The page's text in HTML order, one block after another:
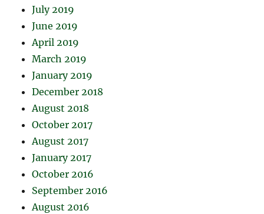
July 2019
June 2019
April 2019
March 2019
January 2019
December 2018
August 2018
October 2017
August 2017
January 2017
October 2016
September 2016
August 2016